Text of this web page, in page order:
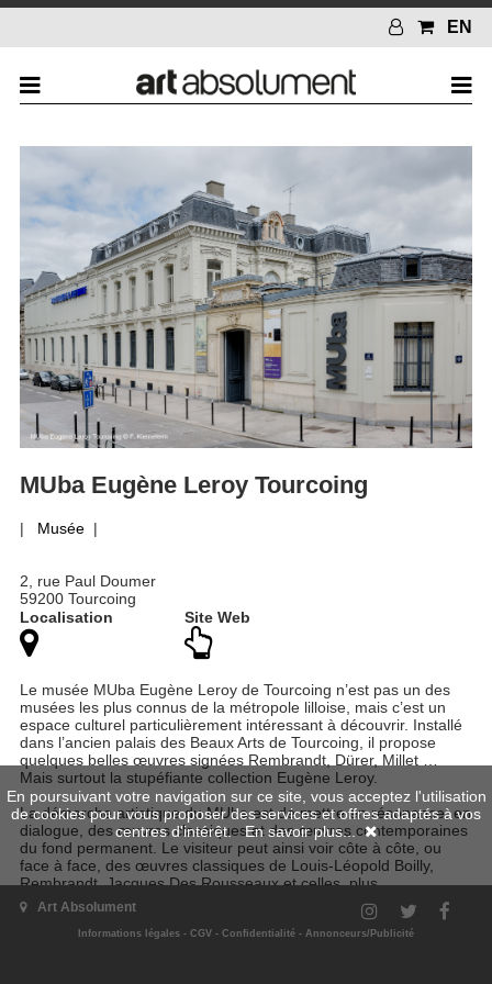
EN
MUba Eugène Leroy Tourcoing
| Musée|
2, rue Paul Doumer
59200 Tourcoing
Localisation
Site Web
Le musée MUba Eugène Leroy de Tourcoing n’est pas un des
musées les plus connus de la métropole lilloise, mais c’est un
espace culturel particulièrement intéressant à découvrir. Installé
dans l’ancien palais des Beaux Arts de Tourcoing, il propose
quelques belles œuvres signées Rembrandt, Dürer, Millet …
Mais surtout la stupéfiante collection Eugène Leroy.
La démarche artistique du MUba est de mettre en résonance, en
dialogue, des œuvres classiques et des œuvres contemporaines
du fond permanent. Le visiteur peut ainsi voir côte à côte, ou
face à face, des œuvres classiques de Louis-Léopold Boilly,
Rembrandt, Jacques Des Rousseaux et celles, plus
contemporaines, d’Angela Graeurholz, Rémi Guerrin ou encore
Philippe Cazal. Une autre façon de présenter au public les liens
souvent étonnants qui se tissent entre les artistes, au fil des
Art Absolument
Informations légales - CGV - Confidentialité - Annonceurs/Publicité
En poursuivant votre navigation sur ce site, vous acceptez l'utilisation
de cookies pour vous proposer des services et offres adaptés à vos
centres d'intérêt.En savoir plus...